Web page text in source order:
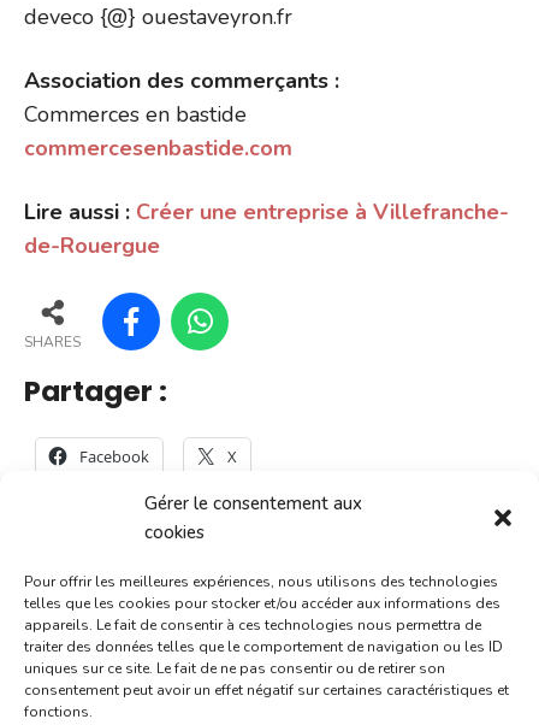
Gérer le consentement aux
cookies
Pour offrir les meilleures expériences, nous utilisons des technologies
telles que les cookies pour stocker et/ou accéder aux informations des
appareils. Le fait de consentir à ces technologies nous permettra de
traiter des données telles que le comportement de navigation ou les ID
uniques sur ce site. Le fait de ne pas consentir ou de retirer son
consentement peut avoir un effet négatif sur certaines caractéristiques et
fonctions.
deveco {@} ouestaveyron.fr
Association des commerçants :
Commerces en bastide
commercesenbastide.com
Lire aussi : Créer une entreprise à Villefranche-
de-Rouergue
SHARES
Partager :
Facebook X
Calendrier des
évènements :